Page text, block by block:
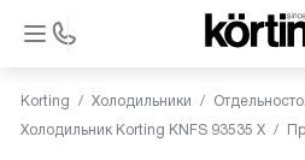
Korting Холодильники
Холодильник Korting KNFS 93535 X